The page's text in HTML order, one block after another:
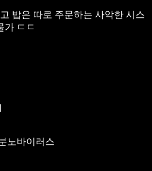
밥은 따로 주문하는 사악한 시스
가 ㄷㄷ
노바이러스